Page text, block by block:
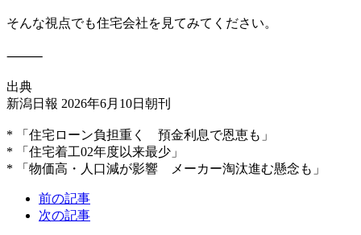
そんな視点でも住宅会社を見てみてください。
⸻
出典
新潟日報 2026年6月10日朝刊
* 「住宅ローン負担重く 預金利息で恩恵も」
* 「住宅着工02年度以来最少」
* 「物価高・人口減が影響 メーカー淘汰進む懸念も」
前の記事
次の記事